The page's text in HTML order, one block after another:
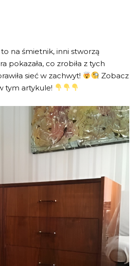
na śmietnik, inni stworzą
pokazała, co zrobiła z tych
sieć w zachwyt!
Zobacz
tym artykule!